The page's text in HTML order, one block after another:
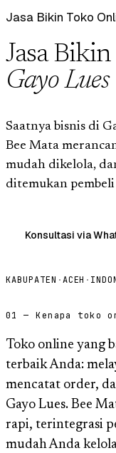
Jasa Bikin Toko
Jasa
Gayo Lues
Saatnya bisnis di
Bee Mata
mudah dikelola,
ditemukan pembeli
Konsultasi via
KABUPATEN ·ACEH ·
01 — Kenapa toko
Toko online yang
terbaik Anda:
mencatat order,
Gayo Lues. Bee
rapi, terintegrasi
mudah Anda